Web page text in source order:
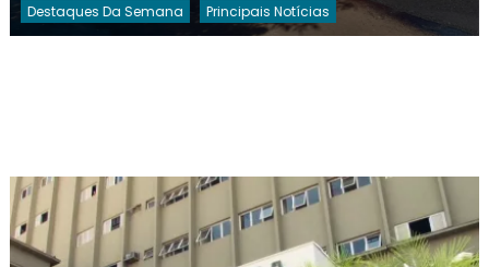
Destaques Da Semana Principais Notícias